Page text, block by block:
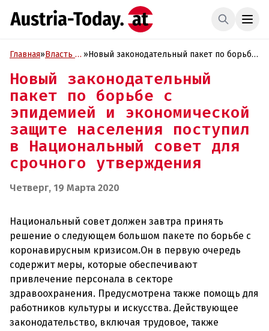
Главная»Власть и »Новый законодательный пакет по борьбе
населения поступил в Национальный
совет для срочного утверждения
Новый законодательный
пакет по борьбе с
эпидемией и экономической
защите населения поступил
в Национальный совет для
срочного утверждения
Четверг, 19 Марта 2020
Национальный совет должен завтра принять
решение о следующем большом пакете по борьбе с
коронавирусным кризисом.Он в первую очередь
содержит меры, которые обеспечивают
привлечение персонала в секторе
здравоохранения. Предусмотрена также помощь для
работников культуры и искусства. Действующее
законодательство, включая трудовое, также